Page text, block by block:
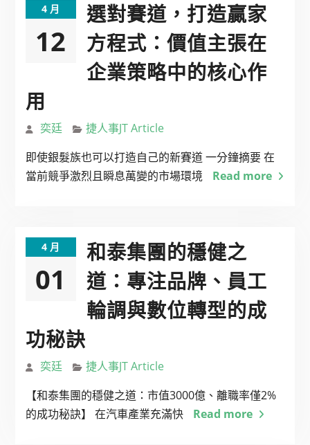
4 月
12
選對賽道，打造贏家
方程式：價值主張在
企業策略中的核心作
用
奕廷
捷人事JT Article
即使銀髮族也可以打造自己的新賽道 一分鐘摘要 在
當前競爭激烈且瞬息萬變的市場環境
Read more
4 月
01
和泰集團的穩健之
道：專注品牌、員工
輪調與數位轉型的成
功秘訣
奕廷
捷人事JT Article
【和泰集團的穩健之道：市值3000億、離職率僅2%
的成功秘訣】 在汽車產業充滿快
Read more